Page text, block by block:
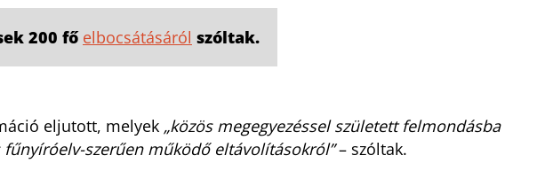
200 fő elbocsátásáról szóltak.
eljutott, melyek „közös megegyezéssel született felmondásba
szerűen működő eltávolításokról”– szóltak.